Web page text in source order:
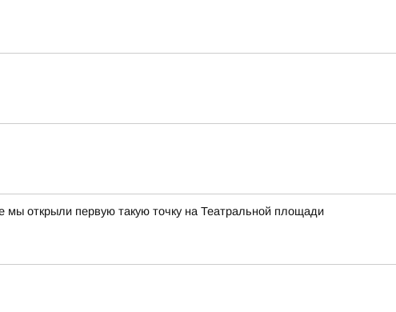
открыли первую такую точку на Театральной площади